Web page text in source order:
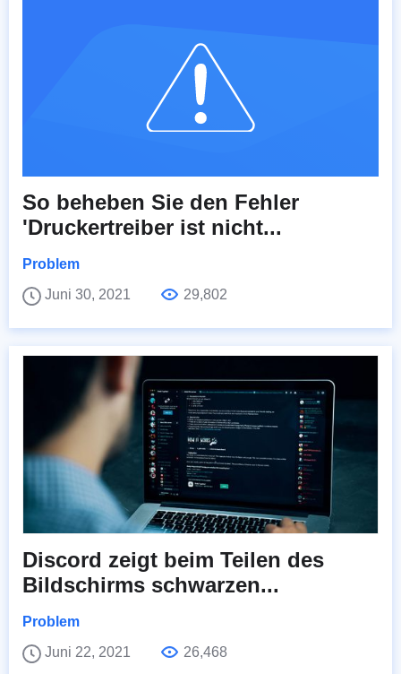
So beheben Sie den Fehler
'Druckertreiber ist nicht...
Problem
Juni 30, 2021
29,802
Discord zeigt beim Teilen des
Bildschirms schwarzen...
Problem
Juni 22, 2021
26,468